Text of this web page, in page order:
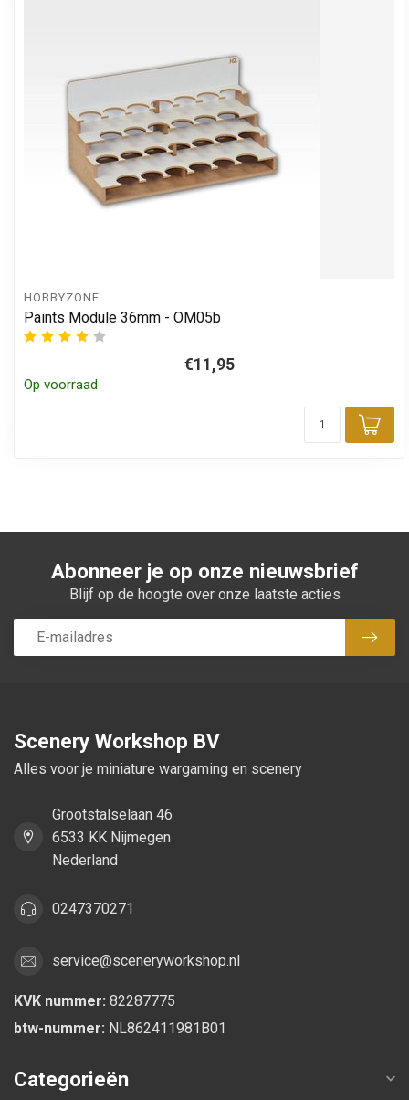
HOBBYZONE
Paints Module 36mm - OM05b
€11,95
Op voorraad
Abonneer je op onze nieuwsbrief
Blijf op de hoogte over onze laatste acties
Scenery Workshop BV
Alles voor je miniature wargaming en scenery
Grootstalselaan 46
6533 KK Nijmegen
Nederland
0247370271
service@sceneryworkshop.nl
KVK nummer: 82287775
btw-nummer: NL862411981B01
Categorieën